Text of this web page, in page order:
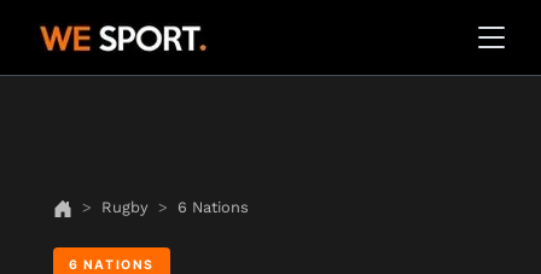
Rugby 6 Nations
6 NATIONS